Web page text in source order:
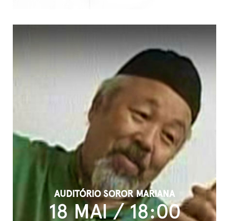
AUDITÓRIO SOROR MARIANA
18 MAI / 18:00